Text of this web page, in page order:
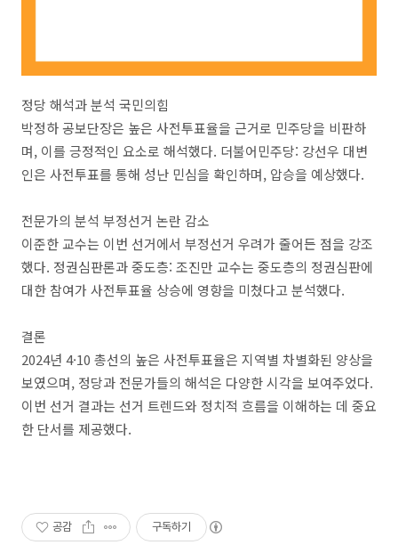
정당 해석과 분석 국민의힘
박정하 공보단장은 높은 사전투표율을 근거로 민주당을 비판하
며, 이를 긍정적인 요소로 해석했다. 더불어민주당: 강선우 대변
인은 사전투표를 통해 성난 민심을 확인하며, 압승을 예상했다.
전문가의 분석 부정선거 논란 감소
이준한 교수는 이번 선거에서 부정선거 우려가 줄어든 점을 강조
했다. 정권심판론과 중도층: 조진만 교수는 중도층의 정권심판에
대한 참여가 사전투표율 상승에 영향을 미쳤다고 분석했다.
결론
2024년 4·10 총선의 높은 사전투표율은 지역별 차별화된 양상을
보였으며, 정당과 전문가들의 해석은 다양한 시각을 보여주었다.
이번 선거 결과는 선거 트렌드와 정치적 흐름을 이해하는 데 중요
한 단서를 제공했다.
공감 구독하기